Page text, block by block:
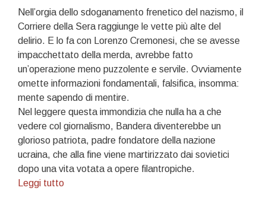
Nell’orgia dello sdoganamento frenetico del nazismo, il
Corriere della Sera raggiunge le vette più alte del
delirio. E lo fa con Lorenzo Cremonesi, che se avesse
impacchettato della merda, avrebbe fatto
un’operazione meno puzzolente e servile. Ovviamente
omette informazioni fondamentali, falsifica, insomma:
mente sapendo di mentire.
Nel leggere questa immondizia che nulla ha a che
vedere col giornalismo, Bandera diventerebbe un
glorioso patriota, padre fondatore della nazione
ucraina, che alla fine viene martirizzato dai sovietici
dopo una vita votata a opere filantropiche.
Leggi tuttoLa